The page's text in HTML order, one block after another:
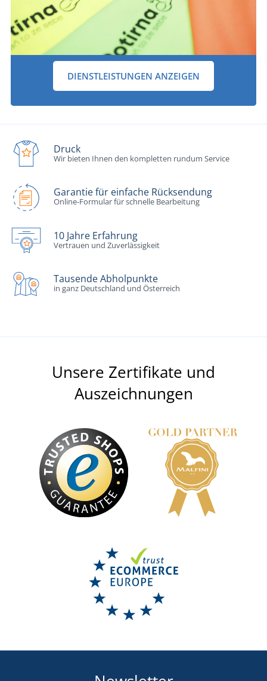
DIENSTLEISTUNGEN ANZEIGEN
Druck
Wir bieten Ihnen den kompletten rundum Service
Garantie für einfache Rücksendung
Online-Formular für schnelle Bearbeitung
10 Jahre Erfahrung
Vertrauen und Zuverlässigkeit
Tausende Abholpunkte
in ganz Deutschland und Österreich
Unsere Zertifikate und
Auszeichnungen